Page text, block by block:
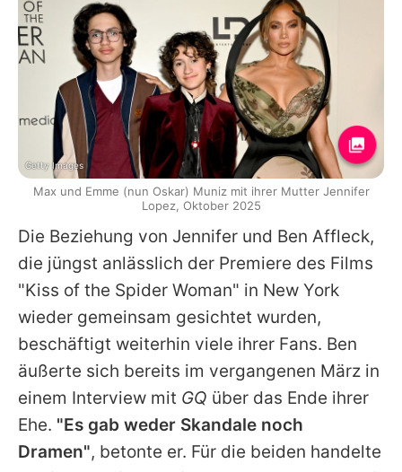
Die Beziehung von Jennifer und Ben Affleck,
die jüngst anlässlich der Premiere des Films
"Kiss of the Spider Woman" in New York
wieder gemeinsam gesichtet wurden,
beschäftigt weiterhin viele ihrer Fans. Ben
äußerte sich bereits im vergangenen März in
einem Interview mit GQ über das Ende ihrer
Ehe. "Es gab weder Skandale noch
Dramen", betonte er. Für die beiden handelte
Getty Images
Max und Emme (nun Oskar) Muniz mit ihrer Mutter Jennifer
Lopez, Oktober 2025